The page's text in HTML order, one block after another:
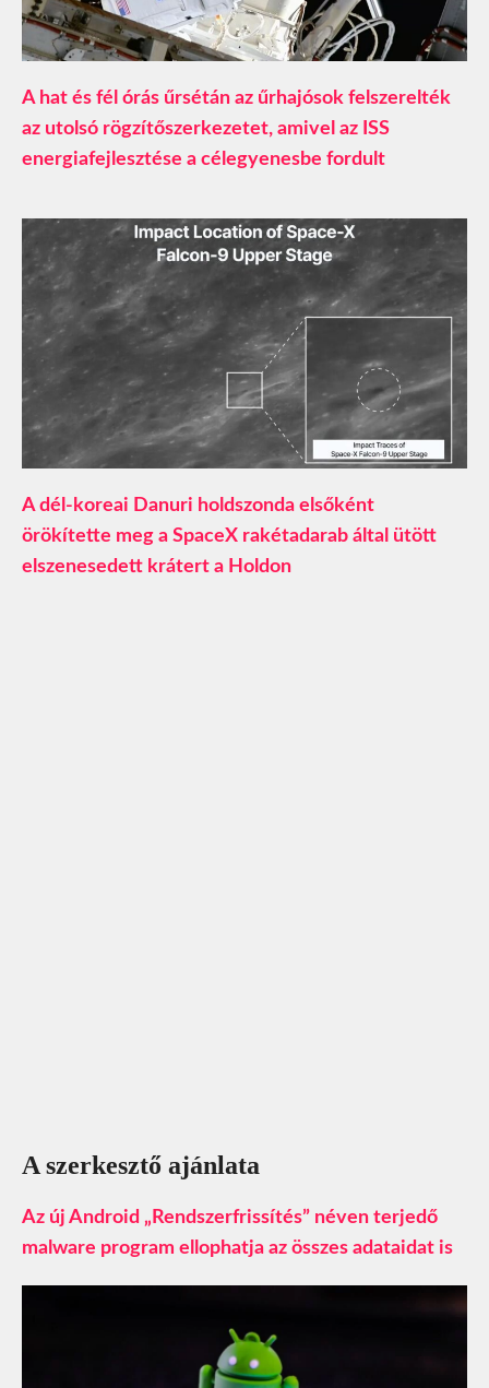
A hat és fél órás űrsétán az űrhajósok felszerelték
az utolsó rögzítőszerkezetet, amivel az ISS
energiafejlesztése a célegyenesbe fordult
A dél-koreai Danuri holdszonda elsőként
örökítette meg a SpaceX rakétadarab által ütött
elszenesedett krátert a Holdon
A szerkesztő ajánlata
Az új Android „Rendszerfrissítés” néven terjedő
malware program ellophatja az összes adataidat is